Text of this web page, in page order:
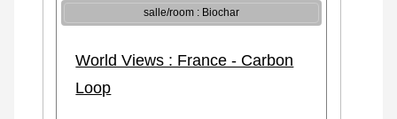
salle/room : Biochar
World Views : France - Carbon
Loop